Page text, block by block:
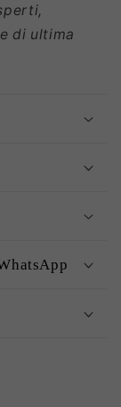
di ultima